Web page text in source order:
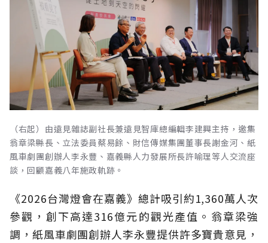
（右起）由遠見雜誌副社長兼遠見智庫總編輯李建興主持，邀集
翁章梁縣長、立法委員蔡易餘、財信傳媒集團董事長謝金河、紙
風車劇團創辦人李永豐、嘉義縣人力發展所長許喻理等人交流座
談，回顧嘉義八年施政軌跡。
《2026台灣燈會在嘉義》總計吸引約1,360萬人次
參觀，創下高達316億元的觀光產值。翁章梁強
調，紙風車劇團創辦人李永豐提供許多寶貴意見，